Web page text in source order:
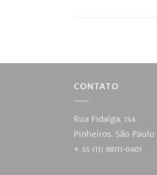
CONTATO
Rua Fidalga, 154
Pinheiros, São Paulo
+ 55 (11) 98111-0401